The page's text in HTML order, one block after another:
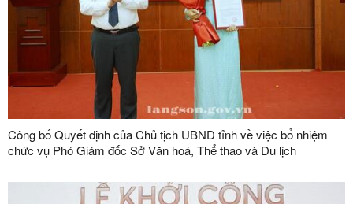
Công bố Quyết định của Chủ tịch UBND tỉnh về việc bổ nhiệm
chức vụ Phó Giám đốc Sở Văn hoá, Thể thao và Du lịch